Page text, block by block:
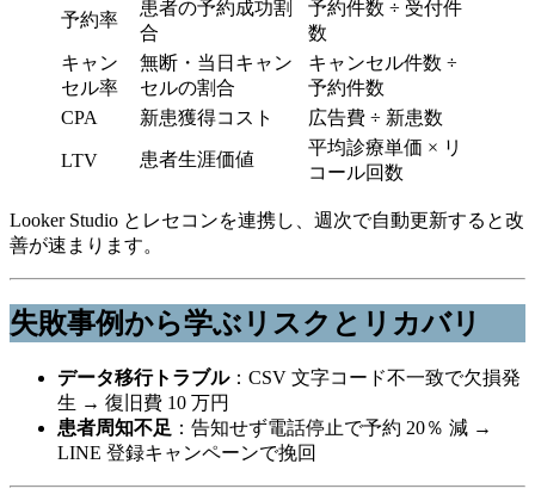
予約率
患者の予約成功割
合
予約件数 ÷ 受付件
数
キャン
セル率
無断・当日キャン
セルの割合
キャンセル件数 ÷
予約件数
CPA
新患獲得コスト 広告費 ÷ 新患数
LTV 患者生涯価値
平均診療単価 × リ
コール回数
Looker Studio とレセコンを連携し、週次で自動更新すると改
善が速まります。
失敗事例から学ぶリスクとリカバリ
データ移行トラブル：CSV 文字コード不一致で欠損発
生 → 復旧費 10 万円
患者周知不足 ：告知せず電話停止で予約 20％ 減 →
LINE 登録キャンペーンで挽回